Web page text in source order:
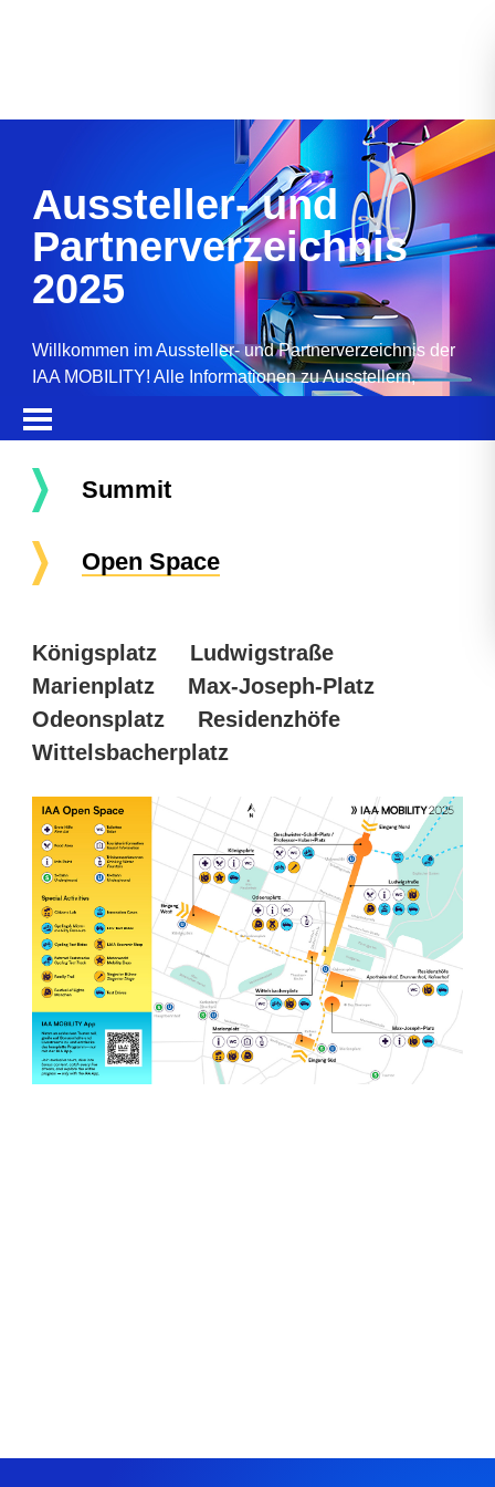
Aussteller- und
Partnerverzeichnis
2025
Willkommen im Aussteller- und Partnerverzeichnis der
IAA MOBILITY! Alle Informationen zu Ausstellern,
Summit
Open Space
Königsplatz
Ludwigstraße
Marienplatz
Max-Joseph-Platz
Odeonsplatz
Residenzhöfe
Wittelsbacherplatz